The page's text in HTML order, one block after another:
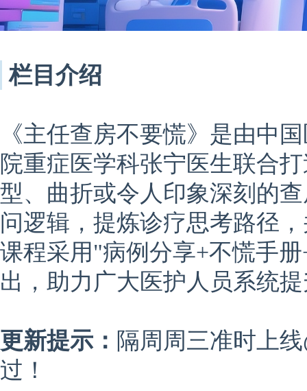
栏目介绍
《主任查房不要慌》是由中
院重症医学科张宁医生联合
型、曲折或令人印象深刻的
问逻辑，提炼诊疗思考路径
课程采用"病例分享+不慌手
出，助力广大医护人员系统
更新提示： 隔周周三准时上
过！